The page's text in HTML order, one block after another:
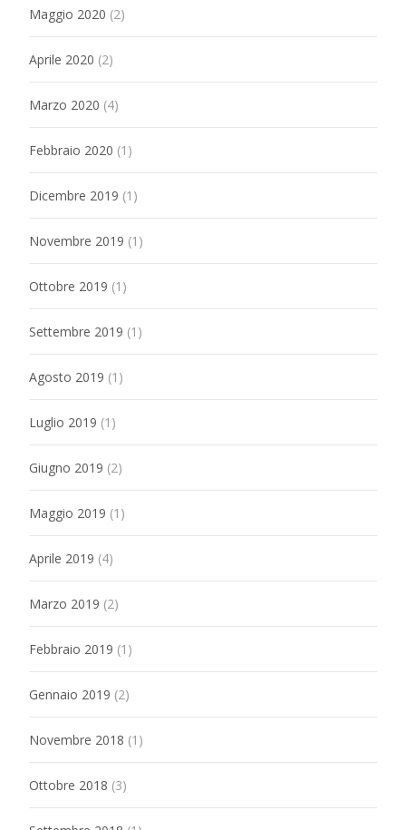
Maggio 2020 (2)
Aprile 2020 (2)
Marzo 2020 (4)
Febbraio 2020 (1)
Dicembre 2019 (1)
Novembre 2019 (1)
Ottobre 2019 (1)
Settembre 2019 (1)
Agosto 2019 (1)
Luglio 2019 (1)
Giugno 2019 (2)
Maggio 2019 (1)
Aprile 2019 (4)
Marzo 2019 (2)
Febbraio 2019 (1)
Gennaio 2019 (2)
Novembre 2018 (1)
Ottobre 2018 (3)